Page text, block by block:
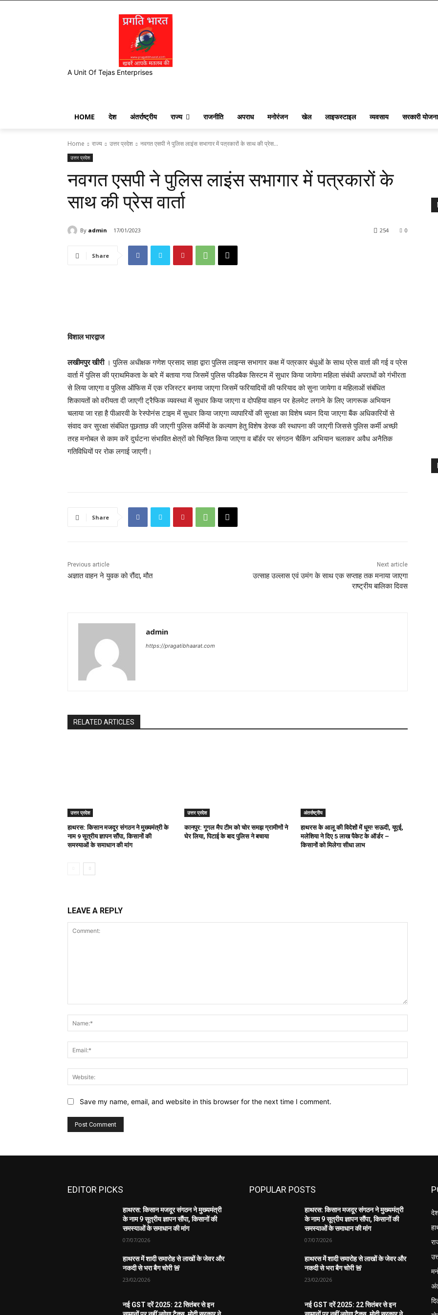
A Unit Of Tejas Enterprises
HOME देश अंतर्राष्ट्रीय राज्य राजनीति अपराध मनोरंजन खेल लाइफस्टाइल व्यवसाय सरकारी
Home राज्य उत्तर प्रदेश नवगत एसपी ने पुलिस लाइंस सभागार में पत्रकारों के साथ की प्रेस...
उत्तर प्रदेश
नवगत एसपी ने पुलिस लाइंस सभागार में पत्रकारों के
साथ की प्रेस वार्ता
By admin 17/01/2023 0
254
Share
विशाल भारद्वाज
लखीमपुर खीरी। पुलिस अधीक्षक गणेश प्रसाद साहा द्वारा पुलिस लाइन्स सभागार कक्ष में पत्रकार बंधुओं के साथ प्रेस वार्ता की गई व प्रेस
वार्ता में पुलिस की प्राथमिकता के बारे में बताया गया जिसमें पुलिस फीडबैक सिस्टम में सुधार किया जायेगा महिला संबंधी अपराधों को गंभीरता
से लिया जाएगा व पुलिस ऑफिस में एक रजिस्टर बनाया जाएगा जिसमें फरियादियों की फरियाद को सुना जायेगा व महिलाओं संबंधित
शिकायतों को वरीयता दी जाएगी ट्रैफिक व्यवस्था में सुधार किया जाएगा व दोपहिया वाहन पर हेलमेट लगाने के लिए जागरूक अभियान
चलाया जा रहा है पीआरवी के रेस्पोनंस टाइम में सुधार किया जाएगा व्यापारियों की सुरक्षा का विशेष ध्यान दिया जाएगा बैंक अधिकारियों से
संवाद कर सुरक्षा संबंधित पूछताछ की जाएगी पुलिस कर्मियों के कल्याण हेतु विशेष डेस्क की स्थापना की जाएगी जिससे पुलिस कर्मी अच्छी
तरह मनोबल से काम करें दुर्घटना संभावित क्षेत्रों को चिन्हित किया जाएगा व बॉर्डर पर संगठन चैकिंग अभियान चलाकर अवैध अनैतिक
गतिविधियों पर रोक लगाई जाएगी।
Share
Previous article
अज्ञात वाहन ने युवक को रौंदा, मौत
Next article
उत्साह उल्लास एवं उमंग के साथ एक सप्ताह तक मनाया जाएगा
राष्ट्रीय बालिका दिवस
admin
https://pragatibhaarat.com
RELATED ARTICLES
उत्तर प्रदेश
हाथरस: किसान मजदूर संगठन ने मुख्यमंत्री के
नाम 9 सूत्रीय ज्ञापन सौंपा, किसानों की
समस्याओं के समाधान की मांग
उत्तर प्रदेश
कानपुर: गूगल मैप टीम को चोर समझ ग्रामीणों ने
घेर लिया, पिटाई के बाद पुलिस ने बचाया
अंतर्राष्ट्रीय
हाथरस के आलू की विदेशों में धूम! सऊदी, यूएई,
मलेशिया ने दिए 5 लाख पैकेट के ऑर्डर –
किसानों को मिलेगा सीधा लाभ
LEAVE A REPLY
Save my name, email, and website in this browser for the next time I comment.
EDITOR PICKS
हाथरस: किसान मजदूर संगठन ने मुख्यमंत्री
के नाम 9 सूत्रीय ज्ञापन सौंपा, किसानों की
समस्याओं के समाधान की मांग
07/07/2026
हाथरस में शादी समारोह से लाखों के जेवर और
नकदी से भरा बैग चोरी 🚨
23/02/2026
नई GST दरें 2025: 22 सितंबर से इन
POPULAR POSTS
हाथरस: किसान मजदूर संगठन ने मुख्यमंत्री
के नाम 9 सूत्रीय ज्ञापन सौंपा, किसानों की
समस्याओं के समाधान की मांग
07/07/2026
हाथरस में शादी समारोह से लाखों के जेवर और
नकदी से भरा बैग चोरी 🚨
23/02/2026
नई GST दरें 2025: 22 सितंबर से इन